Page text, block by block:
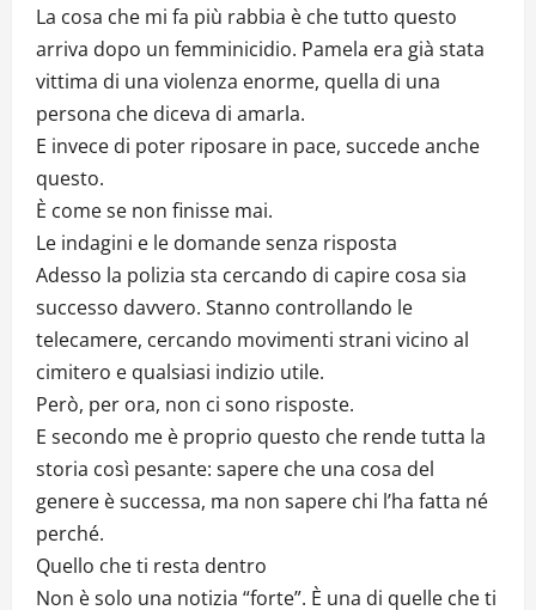
La cosa che mi fa più rabbia è che tutto questo
arriva dopo un femminicidio. Pamela era già stata
vittima di una violenza enorme, quella di una
persona che diceva di amarla.
E invece di poter riposare in pace, succede anche
questo.
È come se non finisse mai.
Le indagini e le domande senza risposta
Adesso la polizia sta cercando di capire cosa sia
successo davvero. Stanno controllando le
telecamere, cercando movimenti strani vicino al
cimitero e qualsiasi indizio utile.
Però, per ora, non ci sono risposte.
E secondo me è proprio questo che rende tutta la
storia così pesante: sapere che una cosa del
genere è successa, ma non sapere chi l’ha fatta né
perché.
Quello che ti resta dentro
Non è solo una notizia “forte”. È una di quelle che ti